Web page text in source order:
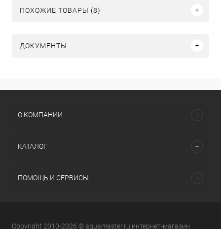
ПОХОЖИЕ ТОВАРЫ (8)
ДОКУМЕНТЫ
О КОМПАНИИ
КАТАЛОГ
ПОМОЩЬ И СЕРВИСЫ
Copyright 2010-2026 © aquamaster.ru интернет-магазин